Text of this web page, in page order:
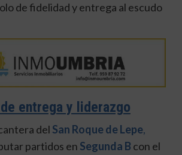
de fidelidad y entrega al escudo
entrega y liderazgo
del San Roque de Lepe,
partidos en Segunda B con el